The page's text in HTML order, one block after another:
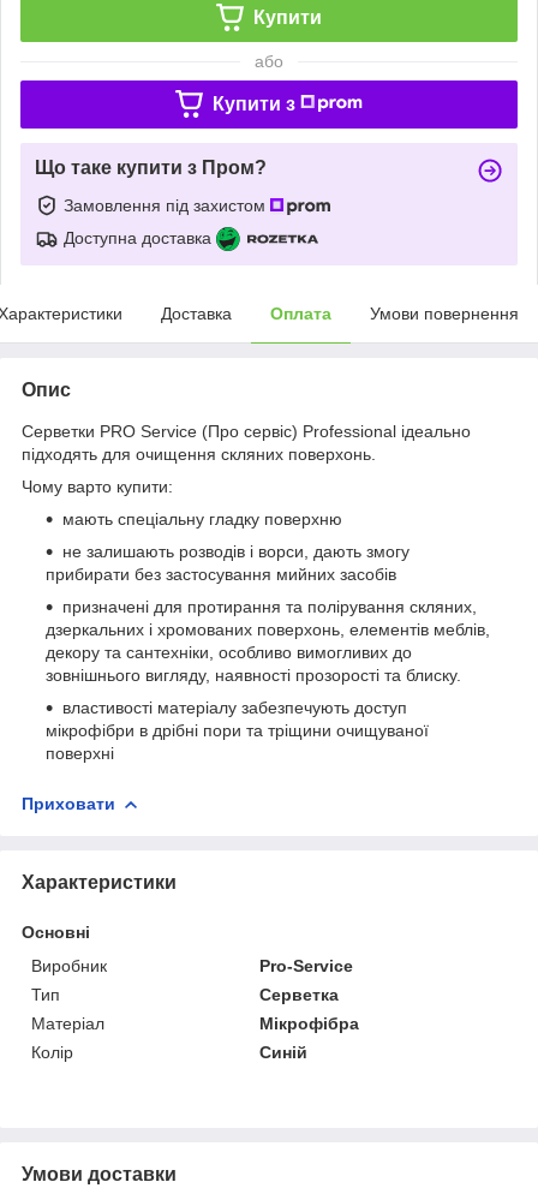
Купити
або
Купити з
Що таке купити з Пром?
Замовлення під захистом
Доступна доставка
Доставка Оплата Умови повернення
Опис
Серветки PRO Service (Про сервіс) Professional ідеально
підходять для очищення скляних поверхонь.
Чому варто купити:
мають спеціальну гладку поверхню
не залишають розводів і ворси, дають змогу
прибирати без застосування мийних засобів
призначені для протирання та полірування скляних,
дзеркальних і хромованих поверхонь, елементів меблів,
декору та сантехніки, особливо вимогливих до
зовнішнього вигляду, наявності прозорості та блиску.
властивості матеріалу забезпечують доступ
мікрофібри в дрібні пори та тріщини очищуваної
поверхні
Приховати
Характеристики
Основні
Виробник
Pro-Service
Тип
Серветка
Матеріал
Мікрофібра
Колір
Синій
Умови доставки